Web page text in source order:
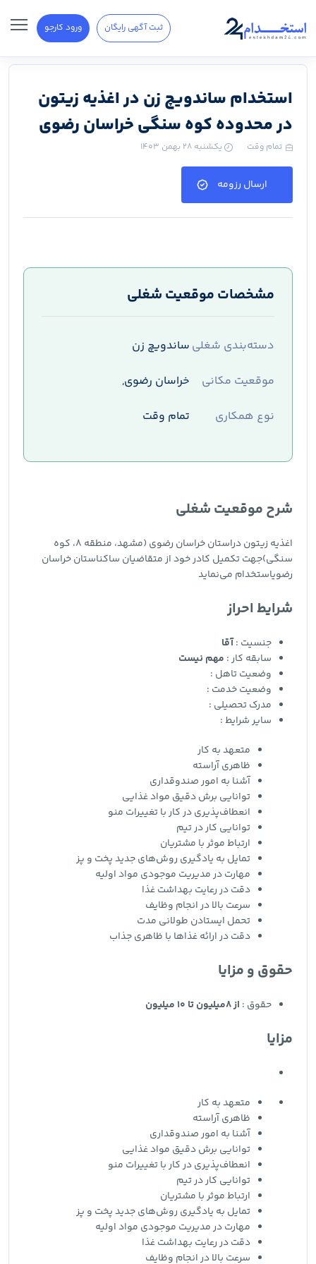
ثبت آگهی رایگان ورود کارجو
استخدام ساندویچ زن در اغذیه زیتون
در محدوده کوه سنگی خراسان رضوی
تمام وقت یکشنبه ۲۸ بهمن ۱۴۰۳
ارسال رزومه
مشخصات موقعیت شغلی
دسته‌بندی شغلی ساندویچ زن
موقعیت مکانی
خراسان رضوی,
نوع همکاری
تمام وقت
شرح موقعیت شغلی
اغذیه زیتون دراستان خراسان رضوی (مشهد، منطقه ۸، کوه
سنگی)جهت تکمیل کادر خود از متقاضیان ساکناستان خراسان
رضویاستخدام می‌نماید
شرایط احراز
جنسیت :آقا
سابقه کار : مهم نیست
وضعیت تاهل :
وضعیت خدمت :
مدرک تحصیلی :
سایر شرایط :
متعهد به کار
ظاهری آراسته
آشنا به امور صندوقداری
توانایی برش دقیق مواد غذایی
انعطاف‌پذیری در کار با تغییرات منو
توانایی کار در تیم
ارتباط موثر با مشتریان
تمایل به یادگیری روش‌های جدید پخت و پز
مهارت در مدیریت موجودی مواد اولیه
دقت در رعایت بهداشت غذا
سرعت بالا در انجام وظایف
تحمل ایستادن طولانی مدت
دقت در ارائه غذاها با ظاهری جذاب
حقوق و مزایا
حقوق : از 8میلیون تا 10 میلیون
مزایا
متعهد به کار
ظاهری آراسته
آشنا به امور صندوقداری
توانایی برش دقیق مواد غذایی
انعطاف‌پذیری در کار با تغییرات منو
توانایی کار در تیم
ارتباط موثر با مشتریان
تمایل به یادگیری روش‌های جدید پخت و پز
مهارت در مدیریت موجودی مواد اولیه
دقت در رعایت بهداشت غذا
سرعت بالا در انجام وظایف